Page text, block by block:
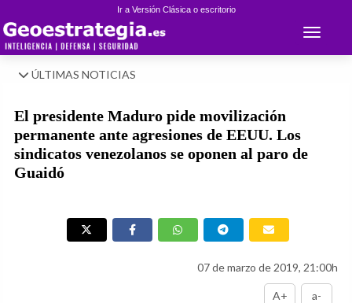
Ir a Versión Clásica o escritorio
Toggle
ÚLTIMAS NOTICIAS
El presidente Maduro pide movilización
permanente ante agresiones de EEUU. Los
sindicatos venezolanos se oponen al paro de
Guaidó
07 de marzo de 2019, 21:00h
A+ a-